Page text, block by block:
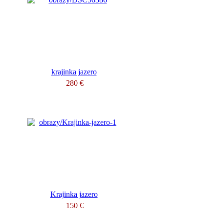
krajinka jazero
280 €
Krajinka jazero
150 €